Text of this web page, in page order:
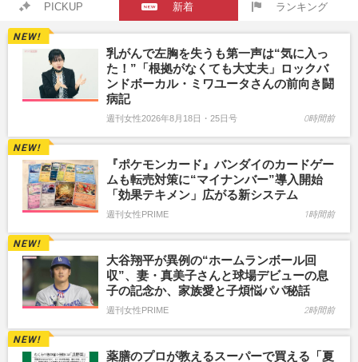
PICKUP 新着 ランキング
乳がんで左胸を失うも第一声は“気に入っ
た！”「根拠がなくても大丈夫」ロックバ
ンドボーカル・ミワユータさんの前向き闘
病記
週刊女性2026年8月18日・25日号 0時間前
『ポケモンカード』バンダイのカードゲー
ムも転売対策に“マイナンバー”導入開始
「効果テキメン」広がる新システム
週刊女性PRIME 1時間前
大谷翔平が異例の“ホームランボール回
収”、妻・真美子さんと球場デビューの息
子の記念か、家族愛と子煩悩パパ秘話
週刊女性PRIME 2時間前
薬膳のプロが教えるスーパーで買える「夏